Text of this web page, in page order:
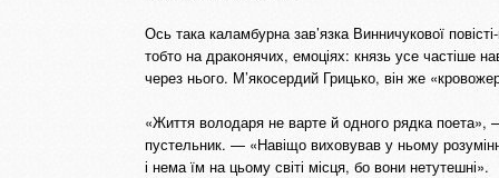
Ось така каламбурна зав’язка Винничукової
тобто на драконячих, емоціях: князь усе частіше
через нього. М’якосердий Грицько, він же
«Життя володаря не варте й одного рядка поета»,
пустельник. — «Навіщо виховував у ньому
і нема їм на цьому світі місця, бо вони нетутешні».